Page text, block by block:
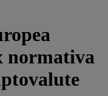
normativa